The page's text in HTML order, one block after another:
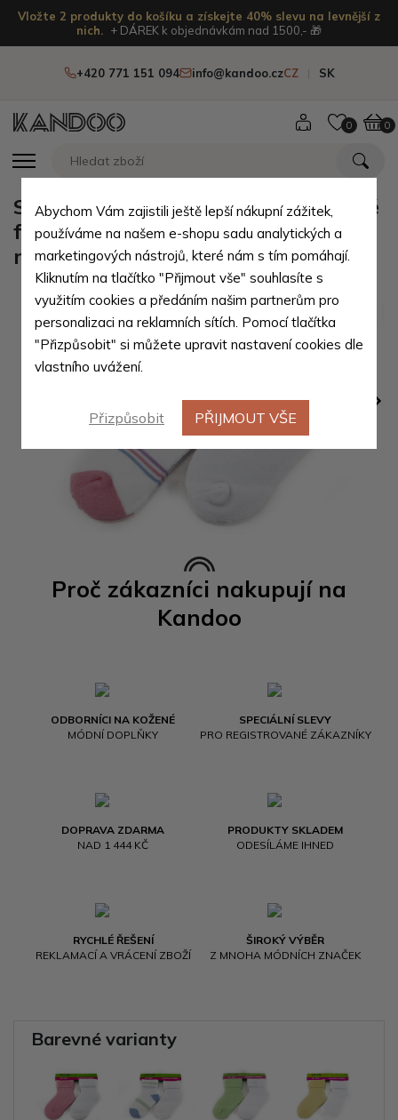
Vložte 2 produkty do košíku a získejte 40% slevu na levnější z
nich.
+ DÁREK k objednávkám nad 1500,- 🎁
+420 771 151 094 info@kandoo.czCZ SK
0 0
Proč zákazníci nakupují na
Kandoo
ODBORNÍCI NA KOŽENÉ
MÓDNÍ DOPLŇKY
SPECIÁLNÍ SLEVY
PRO REGISTROVANÉ ZÁKAZNÍKY
DOPRAVA ZDARMA
NAD 1 444 KČ
PRODUKTY SKLADEM
ODESÍLÁME IHNED
RYCHLÉ ŘEŠENÍ
REKLAMACÍ A VRÁCENÍ ZBOŽÍ
ŠIROKÝ VÝBĚR
Z MNOHA MÓDNÍCH ZNAČEK
Světle růžové pruhované kojenecké
froté ponožky Laurence 12-18
měsíců
Barevné varianty
Abychom Vám zajistili ještě lepší nákupní zážitek,
používáme na našem e-shopu sadu analytických a
marketingových nástrojů, které nám s tím pomáhají.
Kliknutím na tlačítko "Přijmout vše" souhlasíte s
využitím cookies a předáním našim partnerům pro
personalizaci na reklamních sítích. Pomocí tlačítka
"Přizpůsobit" si můžete upravit nastavení cookies dle
vlastního uvážení.
Přizpůsobit PŘIJMOUT VŠE